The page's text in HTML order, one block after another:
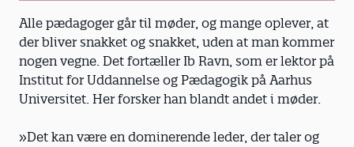
Alle pædagoger går til møder, og mange oplever, at
der bliver snakket og snakket, uden at man kommer
nogen vegne. Det fortæller Ib Ravn, som er lektor på
Institut for Uddannelse og Pædagogik på Aarhus
Universitet. Her forsker han blandt andet i møder.
»Det kan være en dominerende leder, der taler og